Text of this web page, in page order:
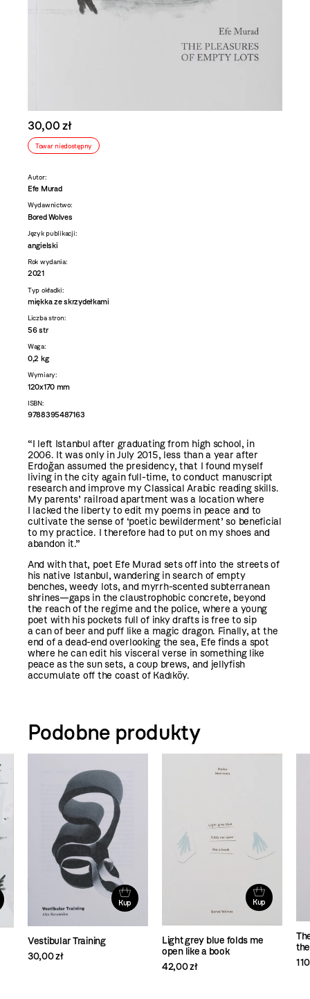
30,00 zł
Towar niedostępny
Autor:
Efe Murad
Wydawnictwo:
Bored Wolves
Język publikacji:
angielski
Rok wydania:
2021
Typ okładki:
miękka ze skrzydełkami
Liczba stron:
56 str
Waga:
0,2 kg
Wymiary:
120x170 mm
ISBN:
9788395487163
“I left Istanbul after graduating from high school, in
2006. It was only in July 2015, less than a year after
Erdoğan assumed the presidency, that I found myself
living in the city again full-time, to conduct manuscript
research and improve my Classical Arabic reading skills.
My parents’ railroad apartment was a location where
I lacked the liberty to edit my poems in peace and to
cultivate the sense of ‘poetic bewilderment’ so beneficial
to my practice. I therefore had to put on my shoes and
abandon it.”
And with that, poet Efe Murad sets off into the streets of
his native Istanbul, wandering in search of empty
benches, weedy lots, and myrrh-scented subterranean
shrines—gaps in the claustrophobic concrete, beyond
the reach of the regime and the police, where a young
poet with his pockets full of inky drafts is free to sip
a can of beer and puff like a magic dragon. Finally, at the
end of a dead-end overlooking the sea, Efe finds a spot
where he can edit his visceral verse in something like
peace as the sun sets, a coup brews, and jellyfish
accumulate off the coast of Kadıköy.
Podobne produkty
Kup
Vestibular Training
30,00 zł
Kup
Light grey blue folds me
open like a book
42,00 zł